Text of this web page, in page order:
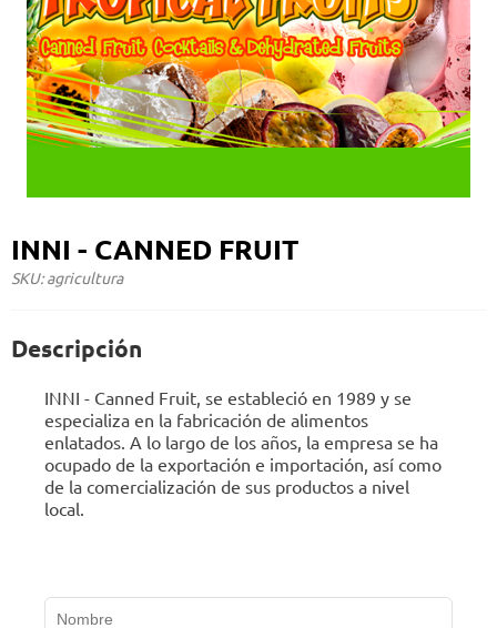
INNI - CANNED FRUIT
SKU: agricultura
Descripción
INNI - Canned Fruit, se estableció en 1989 y se
especializa en la fabricación de alimentos
enlatados. A lo largo de los años, la empresa se ha
ocupado de la exportación e importación, así como
de la comercialización de sus productos a nivel
local.